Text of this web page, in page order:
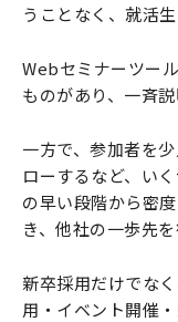
うことなく、就活
Webセミナーツー
ものがあり、一斉
一方で、参加者を
ローするなど、い
の早い段階から密
き、他社の一歩先
新卒採用だけでな
用・イベント開催